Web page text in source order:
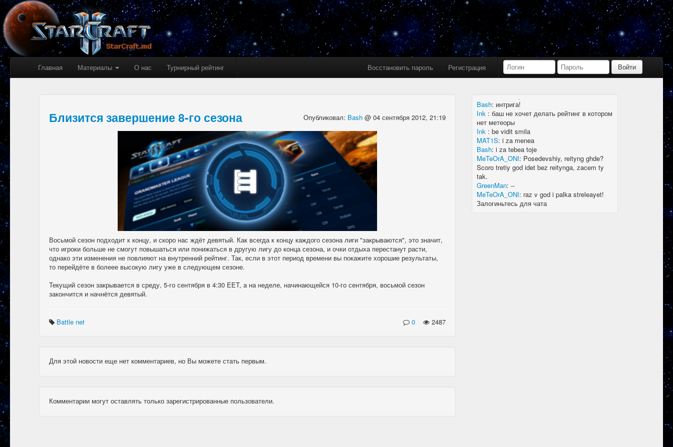
Главная Материалы О нас Турнирный рейтинг Восстановить пароль Регистрация
Близится завершение 8-го сезона Опубликовал: Bash @ 04 сентября 2012, 21:19
Восьмой сезон подходит к концу, и скоро нас ждёт девятый. Как всегда к концу каждого сезона лиги "закрываются", это значит,
что игроки больше не смогут повышаться или понижаться в другую лигу до конца сезона, и очки отдыха перестанут расти,
однако эти изменения не повлияют на внутренний рейтинг. Так, если в этот период времени вы покажите хорошие результаты,
то перейдёте в болеее высокую лигу уже в следующем сезоне.
Текущий сезон закрывается в среду, 5-го сентября в 4:30 EET, а на неделе, начинающейся 10-го сентября, восьмой сезон
закончится и начнётся девятый.
Battle net 0 2487
Для этой новости еще нет комментариев, но Вы можете стать первым.
Комментарии могут оставлять только зарегистрированные пользователи.
Bash : limboid, заходил бы в Дискорд не
пропустил бы.
Ink
limboid, сейчас как бы всё сообщество
в дискорде, там всегда инфа самая
актуальная
k7.Gladiator : yoyo
Ink:yoyo
MAT1S
гладиатор = бв нагибатор?
Ink:на 20 лей игратор
Bash: интрига!
Ink :баш не хочет делать рейтинг в котором
нет метеоры
Ink :be vidit smila
MAT1S:i za menea
Bash:i za tebea toje
MeTeOrA_ONI: Posedevshiy, reityng ghde?
Scoro tretiy god idet bez reitynga, zacem ty
tak.
GreenMan:--
MeTeOrA_ONI: raz v god i palka streleayet!
Залогиньтесь для чата